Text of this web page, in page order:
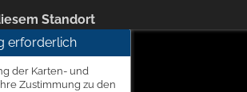
Standort
erforderlich
der Karten- und
Zustimmung zu den